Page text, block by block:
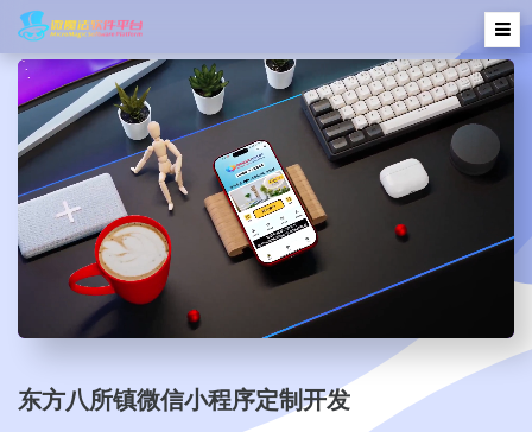
东方八所镇微信小程序定制开发